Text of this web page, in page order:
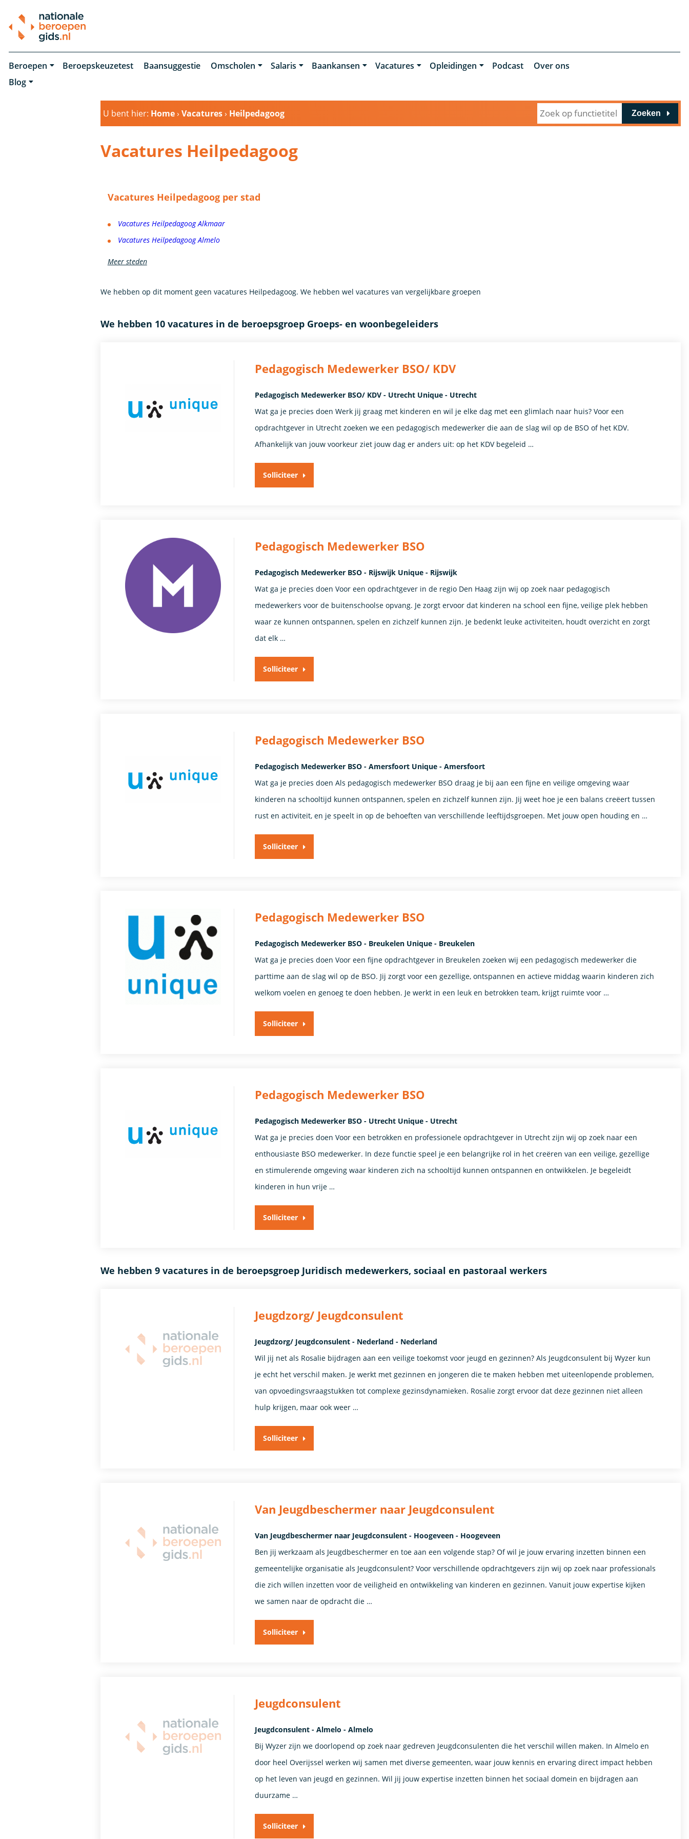
Beroepen Beroepskeuzetest Baansuggestie Omscholen Salaris Baankansen Vacatures Opleidingen Podcast
Over ons
Blog
U bent hier: Home›Vacatures› Heilpedagoog Zoeken
Vacatures Heilpedagoog
Vacatures Heilpedagoog per stad
Vacatures Heilpedagoog Alkmaar
Vacatures Heilpedagoog Almelo
Meer steden
We hebben op dit moment geen vacatures Heilpedagoog. We hebben wel vacatures van vergelijkbare groepen
We hebben 10 vacatures in de beroepsgroep Groeps- en woonbegeleiders
Pedagogisch Medewerker BSO/ KDV
Pedagogisch Medewerker BSO/ KDV - Utrecht Unique - Utrecht
Wat ga je precies doen Werk jij graag met kinderen en wil je elke dag met een glimlach naar huis? Voor een
opdrachtgever in Utrecht zoeken we een pedagogisch medewerker die aan de slag wil op de BSO of het KDV.
Afhankelijk van jouw voorkeur ziet jouw dag er anders uit: op het KDV begeleid …
Solliciteer
Pedagogisch Medewerker BSO
Pedagogisch Medewerker BSO - Rijswijk Unique - Rijswijk
Wat ga je precies doen Voor een opdrachtgever in de regio Den Haag zijn wij op zoek naar pedagogisch
medewerkers voor de buitenschoolse opvang. Je zorgt ervoor dat kinderen na school een fijne, veilige plek hebben
waar ze kunnen ontspannen, spelen en zichzelf kunnen zijn. Je bedenkt leuke activiteiten, houdt overzicht en zorgt
dat elk …
Solliciteer
Pedagogisch Medewerker BSO
Pedagogisch Medewerker BSO - Amersfoort Unique - Amersfoort
Wat ga je precies doen Als pedagogisch medewerker BSO draag je bij aan een fijne en veilige omgeving waar
kinderen na schooltijd kunnen ontspannen, spelen en zichzelf kunnen zijn. Jij weet hoe je een balans creëert tussen
rust en activiteit, en je speelt in op de behoeften van verschillende leeftijdsgroepen. Met jouw open houding en …
Solliciteer
Pedagogisch Medewerker BSO
Pedagogisch Medewerker BSO - Breukelen Unique - Breukelen
Wat ga je precies doen Voor een fijne opdrachtgever in Breukelen zoeken wij een pedagogisch medewerker die
parttime aan de slag wil op de BSO. Jij zorgt voor een gezellige, ontspannen en actieve middag waarin kinderen zich
welkom voelen en genoeg te doen hebben. Je werkt in een leuk en betrokken team, krijgt ruimte voor …
Solliciteer
Pedagogisch Medewerker BSO
Pedagogisch Medewerker BSO - Utrecht Unique - Utrecht
Wat ga je precies doen Voor een betrokken en professionele opdrachtgever in Utrecht zijn wij op zoek naar een
enthousiaste BSO medewerker. In deze functie speel je een belangrijke rol in het creëren van een veilige, gezellige
en stimulerende omgeving waar kinderen zich na schooltijd kunnen ontspannen en ontwikkelen. Je begeleidt
kinderen in hun vrije …
Solliciteer
We hebben 9 vacatures in de beroepsgroep Juridisch medewerkers, sociaal en pastoraal werkers
Jeugdzorg/ Jeugdconsulent
Jeugdzorg/ Jeugdconsulent - Nederland - Nederland
Wil jij net als Rosalie bijdragen aan een veilige toekomst voor jeugd en gezinnen? Als Jeugdconsulent bij Wyzer kun
je echt het verschil maken. Je werkt met gezinnen en jongeren die te maken hebben met uiteenlopende problemen,
van opvoedingsvraagstukken tot complexe gezinsdynamieken. Rosalie zorgt ervoor dat deze gezinnen niet alleen
hulp krijgen, maar ook weer …
Solliciteer
Van Jeugdbeschermer naar Jeugdconsulent
Van Jeugdbeschermer naar Jeugdconsulent - Hoogeveen - Hoogeveen
Ben jij werkzaam als Jeugdbeschermer en toe aan een volgende stap? Of wil je jouw ervaring inzetten binnen een
gemeentelijke organisatie als Jeugdconsulent? Voor verschillende opdrachtgevers zijn wij op zoek naar professionals
die zich willen inzetten voor de veiligheid en ontwikkeling van kinderen en gezinnen. Vanuit jouw expertise kijken
we samen naar de opdracht die …
Solliciteer
Jeugdconsulent
Jeugdconsulent - Almelo - Almelo
Bij Wyzer zijn we doorlopend op zoek naar gedreven Jeugdconsulenten die het verschil willen maken. In Almelo en
door heel Overijssel werken wij samen met diverse gemeenten, waar jouw kennis en ervaring direct impact hebben
op het leven van jeugd en gezinnen. Wil jij jouw expertise inzetten binnen het sociaal domein en bijdragen aan
duurzame …
Solliciteer